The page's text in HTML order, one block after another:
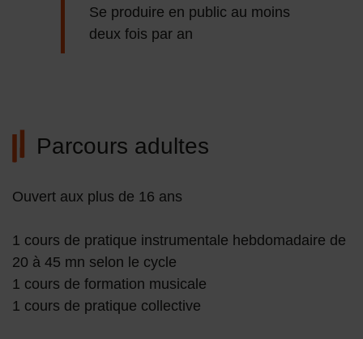
Se produire en public au moins
deux fois par an
Parcours adultes
Ouvert aux plus de 16 ans
1 cours de pratique instrumentale hebdomadaire de
20 à 45 mn selon le cycle
1 cours de formation musicale
1 cours de pratique collective